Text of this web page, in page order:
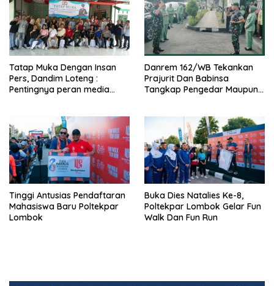
Tatap Muka Dengan Insan
Pers, Dandim Loteng :
Pentingnya peran media
obyektif
Danrem 162/WB Tekankan
Prajurit Dan Babinsa
Tangkap Pengedar Maupun
Tinggi Antusias Pendaftaran
Mahasiswa Baru Poltekpar
Lombok
Buka Dies Natalies Ke-8,
Poltekpar Lombok Gelar Fun
Walk Dan Fun Run